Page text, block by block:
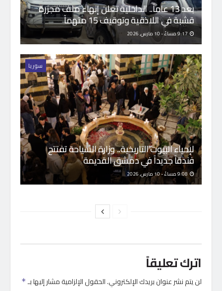
بعد 13 عاماً.. الداخلية تعلن إنهاء ملف مجزرة
قشبة في اللاذقية وتوقيف 15 متهماً
9:17 مساءً - 10 مارس, 2026
سوريا
لإحياء البيوت التاريخية.. وزارة السياحة تفتتح
فندقاً جديداً في دمشق القديمة
9:08 مساءً - 10 مارس, 2026
اترك تعليقاً
لن يتم نشر عنوان بريدك الإلكتروني.الحقول الإلزامية مشار إليها بـ *